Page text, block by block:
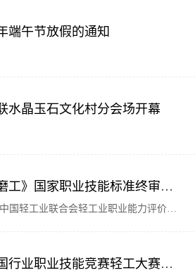
端午节放假的通知
水晶玉石文化村分会场开幕
《宝石琢磨工》国家职业技能标准终审会在晋江华侨职校召开
国轻工业联合会轻工业职业能力评价中
2024年全国行业职业技能竞赛轻工大赛动员大会在辽宁沈阳举行